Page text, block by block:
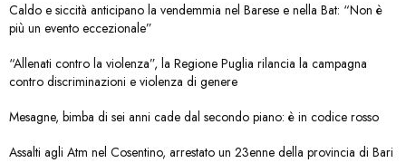
Caldo e siccità anticipano la vendemmia nel Barese e nella Bat: “Non è
più un evento eccezionale”
“Allenati contro la violenza”, la Regione Puglia rilancia la campagna
contro discriminazioni e violenza di genere
Mesagne, bimba di sei anni cade dal secondo piano: è in codice rosso
Assalti agli Atm nel Cosentino, arrestato un 23enne della provincia di Bari